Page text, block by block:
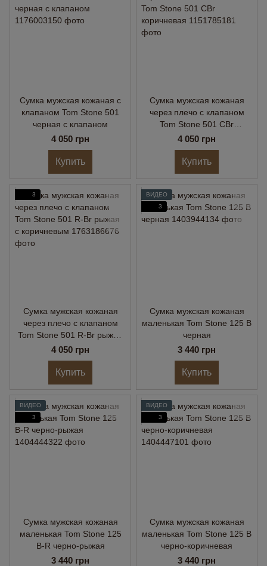
Сумка мужская кожаная с
клапаном Tom Stone 501
черная с клапаном
4 050 грн
Купить
Сумка мужская кожаная
через плечо с клапаном
Tom Stone 501 CBr
коричневая
4 050 грн
Купить
3
Сумка мужская кожаная
через плечо с клапаном
Tom Stone 501 R-Br рыжая
с коричневым
4 050 грн
Купить
ВИДЕО
3
Сумка мужская кожаная
маленькая Tom Stone 125 B
черная
3 440 грн
Купить
ВИДЕО
3
Сумка мужская кожаная
маленькая Tom Stone 125
B-R черно-рыжая
3 440 грн
ВИДЕО
3
Сумка мужская кожаная
маленькая Tom Stone 125 B
черно-коричневая
3 440 грн